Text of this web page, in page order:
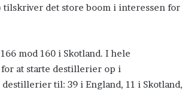
tilskriver det store boom i interessen for
mod 160 i Skotland. I hele
at starte destillerier op i
til: 39 i England, 11 i Skotland,